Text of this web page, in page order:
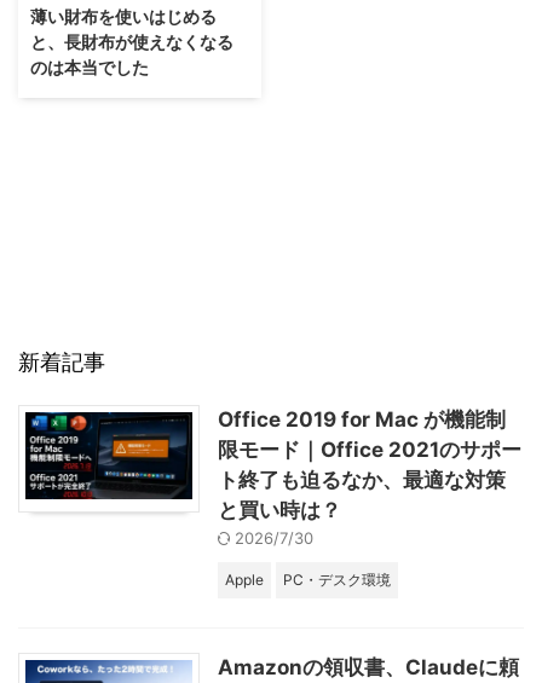
薄い財布を使いはじめる
と、長財布が使えなくなる
のは本当でした
新着記事
Office 2019 for Mac が機能制
限モード｜Office 2021のサポー
ト終了も迫るなか、最適な対策
と買い時は？
2026/7/30
Apple PC・デスク環境
Amazonの領収書、Claudeに頼